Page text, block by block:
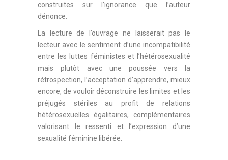
construites sur l’ignorance que l’auteur
dénonce.
La lecture de l’ouvrage ne laisserait pas le
lecteur avec le sentiment d’une incompatibilité
entre les luttes féministes et l’hétérosexualité
mais plutôt avec une poussée vers la
rétrospection, l’acceptation d’apprendre, mieux
encore, de vouloir déconstruire les limites et les
préjugés stériles au profit de relations
hétérosexuelles égalitaires, complémentaires
valorisant le ressenti et l’expression d’une
sexualité féminine libérée.